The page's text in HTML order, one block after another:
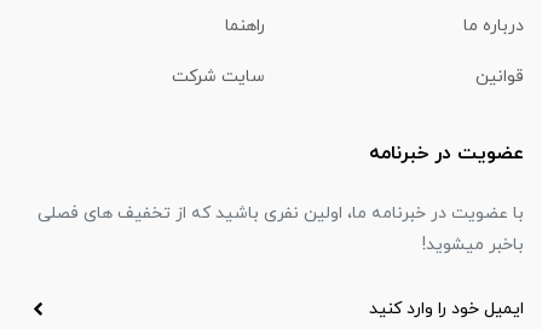
درباره ما راهنما
قوانین سایت شرکت
عضویت در خبرنامه
با عضویت در خبرنامه ما، اولین نفری باشید که از تخفیف های فصلی
باخبر میشوید!